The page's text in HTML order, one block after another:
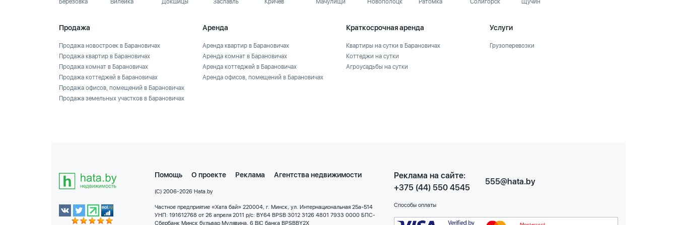
Березовка Вилейка Докшицы Заславль Кричев Мачулищи Новополоцк Ратомка Солигорск Щучин
Продажа
Продажа новостроек в Барановичах
Продажа квартир в Барановичах
Продажа комнат в Барановичах
Продажа коттеджей в Барановичах
Продажа офисов, помещений в Барановичах
Продажа земельных участков в Барановичах
Аренда
Аренда квартир в Барановичах
Аренда комнат в Барановичах
Аренда коттеджей в Барановичах
Аренда офисов, помещений в Барановичах
Краткосрочная аренда
Квартиры на сутки в Барановичах
Коттеджи на сутки
Агроусадьбы на сутки
Услуги
Грузоперевозки
Помощь О проекте Реклама Агентства недвижимости
(C) 2006-2026 Hata.by
Частное предприятие «Хата бай» 220004, г. Минск, ул. Интернациональная 25а-514
УНП: 191612768 от 26 апреля 2011 р/с: BY64 BPSB 3012 3126 4801 7933 0000 БПС-
Сбербанк Минск бульвар Мулявина, 6 BIC банка BPSBBY2X
Реклама на сайте:
+375 (44) 550 4545
555@hata.by
Способы оплаты